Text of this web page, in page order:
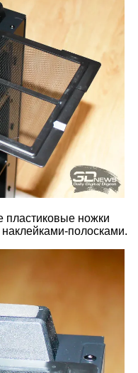
пластиковые ножки
полосками.